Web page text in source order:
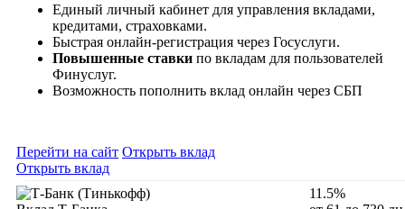
Единый личный кабинет для управления вкладами,
кредитами, страховками.
Быстрая онлайн-регистрация через Госуслуги.
Повышенные ставки по вкладам для пользователей
Финуслуг.
Возможность пополнить вклад онлайн через СБП
Перейти на сайт Открыть вклад
Открыть вклад
11.5%